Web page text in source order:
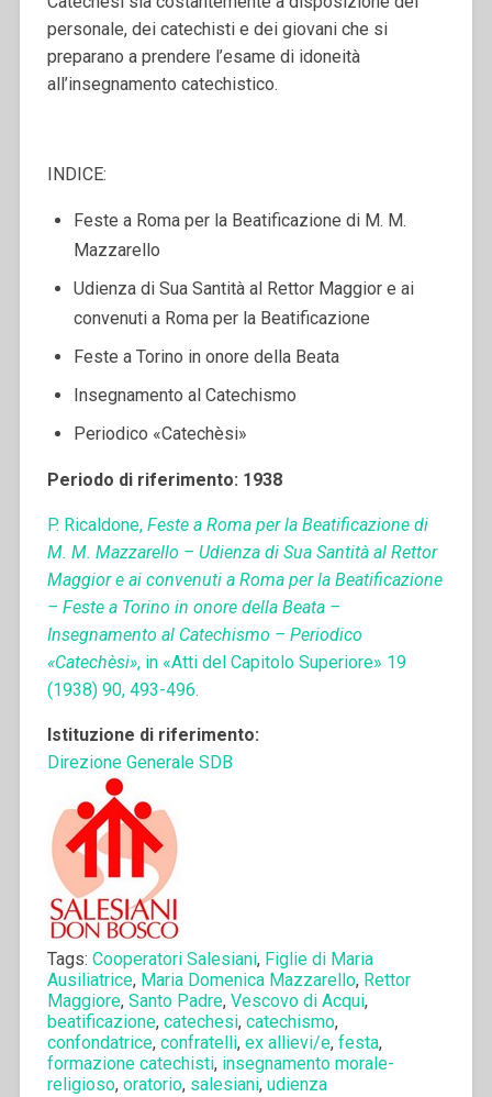
personale, dei catechisti e dei giovani che si
preparano a prendere l’esame di idoneità
all’insegnamento catechistico.
INDICE:
Feste a Roma per la Beatificazione di M. M.
Mazzarello
Udienza di Sua Santità al Rettor Maggior e ai
convenuti a Roma per la Beatificazione
Feste a Torino in onore della Beata
Insegnamento al Catechismo
Periodico «Catechèsi»
Periodo di riferimento: 1938
P. Ricaldone, Feste a Roma per la Beatificazione di
M. M. Mazzarello – Udienza di Sua Santità al Rettor
Maggior e ai convenuti a Roma per la Beatificazione
– Feste a Torino in onore della Beata –
Insegnamento al Catechismo – Periodico
«Catechèsi», in «Atti del Capitolo Superiore» 19
(1938) 90, 493-496.
Istituzione di riferimento:
Direzione Generale SDB
Tags: Cooperatori Salesiani, Figlie di Maria
Ausiliatrice, Maria Domenica Mazzarello, Rettor
Maggiore, Santo Padre, Vescovo di Acqui,
beatificazione, catechesi, catechismo,
confondatrice, confratelli, ex allievi/e, festa,
formazione catechisti, insegnamento morale-
religioso, oratorio, salesiani, udienza